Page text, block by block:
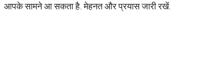
आपके सामने आ सकता है. मेहनत और प्रयास जारी रखें.